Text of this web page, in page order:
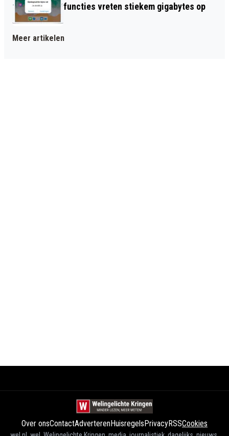
functies vreten stiekem gigabytes op
Meer artikelen
Over onsContactAdverterenHuisregelsPrivacyRSSCookies